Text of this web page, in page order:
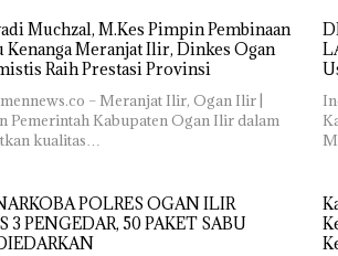
Muchzal, M.Kes Pimpin Pembinaan
Kenanga Meranjat Ilir, Dinkes Ogan
Raih Prestasi Provinsi
– Meranjat Ilir, Ogan Ilir |
Pemerintah Kabupaten Ogan Ilir dalam
kualitas…
POLRES OGAN ILIR
3 PENGEDAR, 50 PAKET SABU